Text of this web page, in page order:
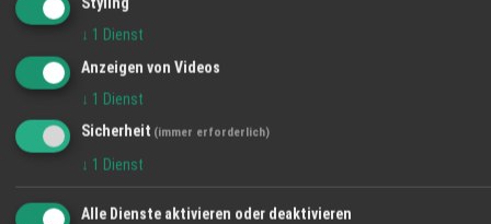
bevor er vorbei ist.
www.salaruna.de
info@salaruna.de
Praxis Salaruna · Sedanstraße 8 · 77746
↓ 1 Dienst
Anzeigen von Videos
↓ 1 Dienst
Sicherheit (immer erforderlich)
↓ 1 Dienst
Alle Dienste aktivieren oder deaktivieren